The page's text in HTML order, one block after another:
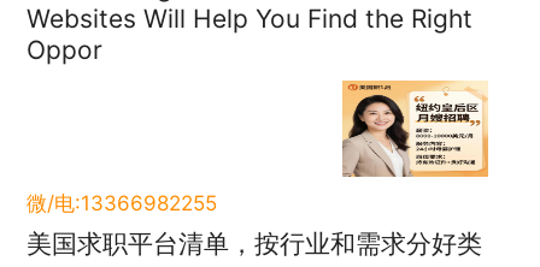
Websites Will Help You Find the Right
Oppor
微/电:13366982255
美国求职平台清单，按行业和需求分好类